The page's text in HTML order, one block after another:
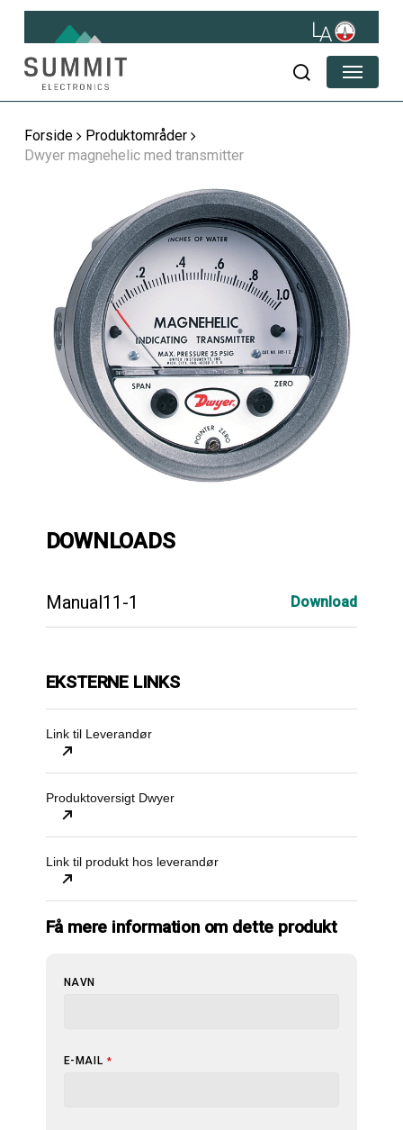
Skip
main
content
søg
Menu
Forside
Produktområder
Dwyer magnehelic med transmitter
DOWNLOADS
Manual11-1 Download
EKSTERNE LINKS
Link til Leverandør
Produktoversigt Dwyer
Link til produkt hos leverandør
Få mere information om dette produkt
NAVN
E-MAIL *